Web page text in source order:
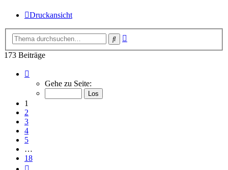
Druckansicht
Suche
173 Beiträge
von
Gehe zu Seite:
1
2
3
4
5
…
18